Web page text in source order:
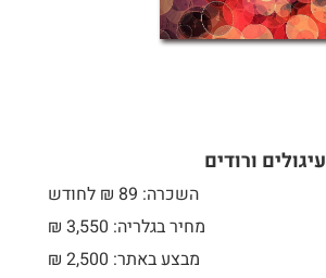
עיגולים ורודים
השכרה: 89 ₪ לחודש
מחיר בגלריה: 3,550 ₪
מבצע באתר:
₪ 2,500